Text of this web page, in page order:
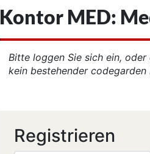
Kontor MED:
Bitte loggen Sie sich ein,
kein bestehender
Registrieren